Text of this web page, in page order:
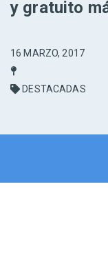
y gratuito
16 MARZO, 2017
DESTACADAS